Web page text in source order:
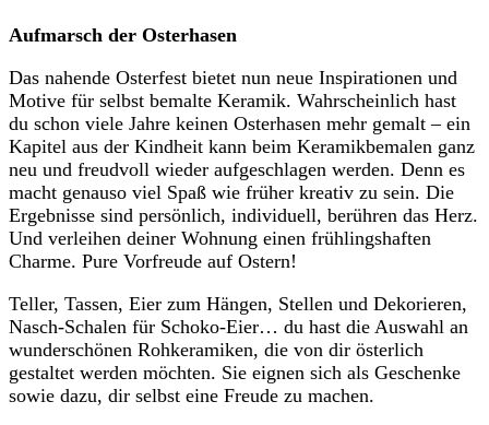
Aufmarsch der Osterhasen
Das nahende Osterfest bietet nun neue Inspirationen und
Motive für selbst bemalte Keramik. Wahrscheinlich hast
du schon viele Jahre keinen Osterhasen mehr gemalt – ein
Kapitel aus der Kindheit kann beim Keramikbemalen ganz
neu und freudvoll wieder aufgeschlagen werden. Denn es
macht genauso viel Spaß wie früher kreativ zu sein. Die
Ergebnisse sind persönlich, individuell, berühren das Herz.
Und verleihen deiner Wohnung einen frühlingshaften
Charme. Pure Vorfreude auf Ostern!
Teller, Tassen, Eier zum Hängen, Stellen und Dekorieren,
Nasch-Schalen für Schoko-Eier… du hast die Auswahl an
wunderschönen Rohkeramiken, die von dir österlich
gestaltet werden möchten. Sie eignen sich als Geschenke
sowie dazu, dir selbst eine Freude zu machen.